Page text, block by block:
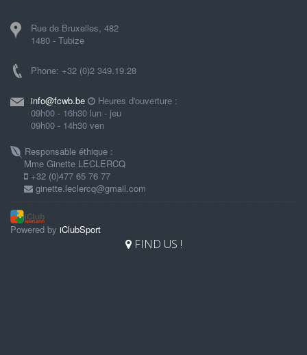
Rue de Bruxelles, 482
1480 - Tubize
Phone: +32 (0)2 349.19.28
info@fcwb.be
Heures d'ouverture :
09h00 - 16h30 lun - jeu
09h00 - 14h30 ven
Responsable éthique :
Mme Ginette LECLERCQ
+32 (0)477 65 76 77
ginette.leclercq@gmail.com
Powered by iClubSport
FIND US !